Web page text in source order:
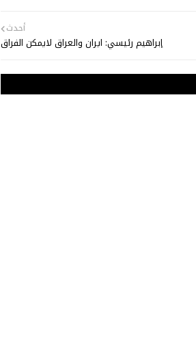
أحدث
إبراهيم رئيسي: ايران والعراق لايمكن الفراق